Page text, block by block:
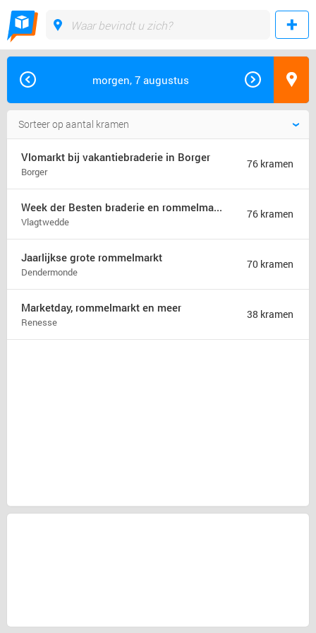
morgen, 7 augustus
Vlomarkt bij vakantiebraderie in Borger
Borger
76 kramen
Week der Besten braderie en rommelmarkt (jaarmarkt)
Vlagtwedde
76 kramen
Jaarlijkse grote rommelmarkt
Dendermonde
70 kramen
Marketday, rommelmarkt en meer
Renesse
38 kramen